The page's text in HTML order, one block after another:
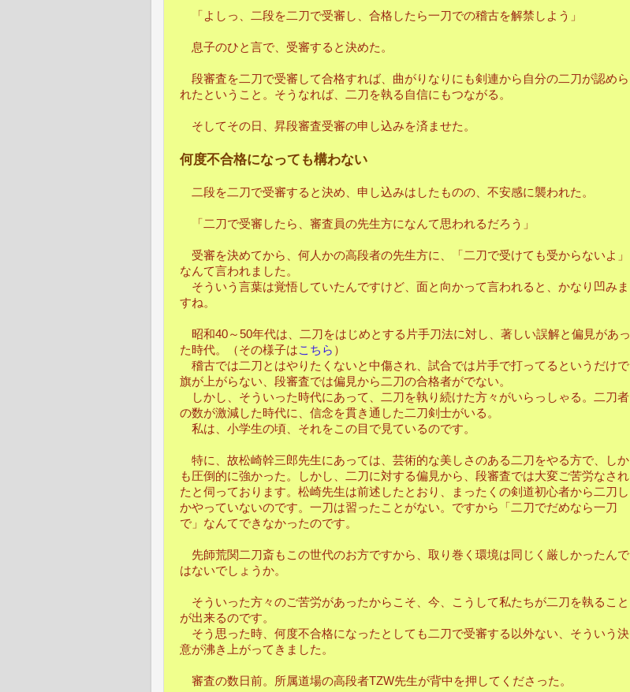
「よしっ、二段を二刀で受審し、合格したら一刀での稽古を解禁しよう」
息子のひと言で、受審すると決めた。
段審査を二刀で受審して合格すれば、曲がりなりにも剣連から自分の二刀が認めら
れたということ。そうなれば、二刀を執る自信にもつながる。
そしてその日、昇段審査受審の申し込みを済ませた。
何度不合格になっても構わない
二段を二刀で受審すると決め、申し込みはしたものの、不安感に襲われた。
「二刀で受審したら、審査員の先生方になんて思われるだろう」
受審を決めてから、何人かの高段者の先生方に、「二刀で受けても受からないよ」
なんて言われました。
そういう言葉は覚悟していたんですけど、面と向かって言われると、かなり凹みま
すね。
昭和40～50年代は、二刀をはじめとする片手刀法に対し、著しい誤解と偏見があっ
た時代。（その様子はこちら ）
稽古では二刀とはやりたくないと中傷され、試合では片手で打ってるというだけで
旗が上がらない、段審査では偏見から二刀の合格者がでない。
しかし、そういった時代にあって、二刀を執り続けた方々がいらっしゃる。二刀者
の数が激減した時代に、信念を貫き通した二刀剣士がいる。
私は、小学生の頃、それをこの目で見ているのです。
特に、故松崎幹三郎先生にあっては、芸術的な美しさのある二刀をやる方で、しか
も圧倒的に強かった。しかし、二刀に対する偏見から、段審査では大変ご苦労なされ
たと伺っております。松崎先生は前述したとおり、まったくの剣道初心者から二刀し
かやっていないのです。一刀は習ったことがない。ですから「二刀でだめなら一刀
で」なんてできなかったのです。
先師荒関二刀斎もこの世代のお方ですから、取り巻く環境は同じく厳しかったんで
はないでしょうか。
そういった方々のご苦労があったからこそ、今、こうして私たちが二刀を執ること
が出来るのです。
そう思った時、何度不合格になったとしても二刀で受審する以外ない、そういう決
意が沸き上がってきました。
審査の数日前。所属道場の高段者TZW先生が背中を押してくださった。